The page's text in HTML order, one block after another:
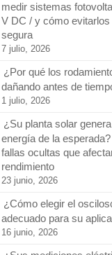
medir sistemas
V DC / y cómo
segura
7 julio, 2026
¿Por qué los
dañando antes de
1 julio, 2026
¿Su planta solar
energía de la
fallas ocultas que
rendimiento
23 junio, 2026
¿Cómo elegir el
adecuado para su
16 junio, 2026